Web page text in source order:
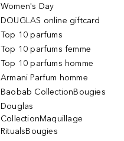
Women's Day
DOUGLAS online giftcard
Top 10 parfums
Top 10 parfums femme
Top 10 parfums homme
Armani Parfum homme
Baobab CollectionBougies
Douglas
CollectionMaquillage
RitualsBougies